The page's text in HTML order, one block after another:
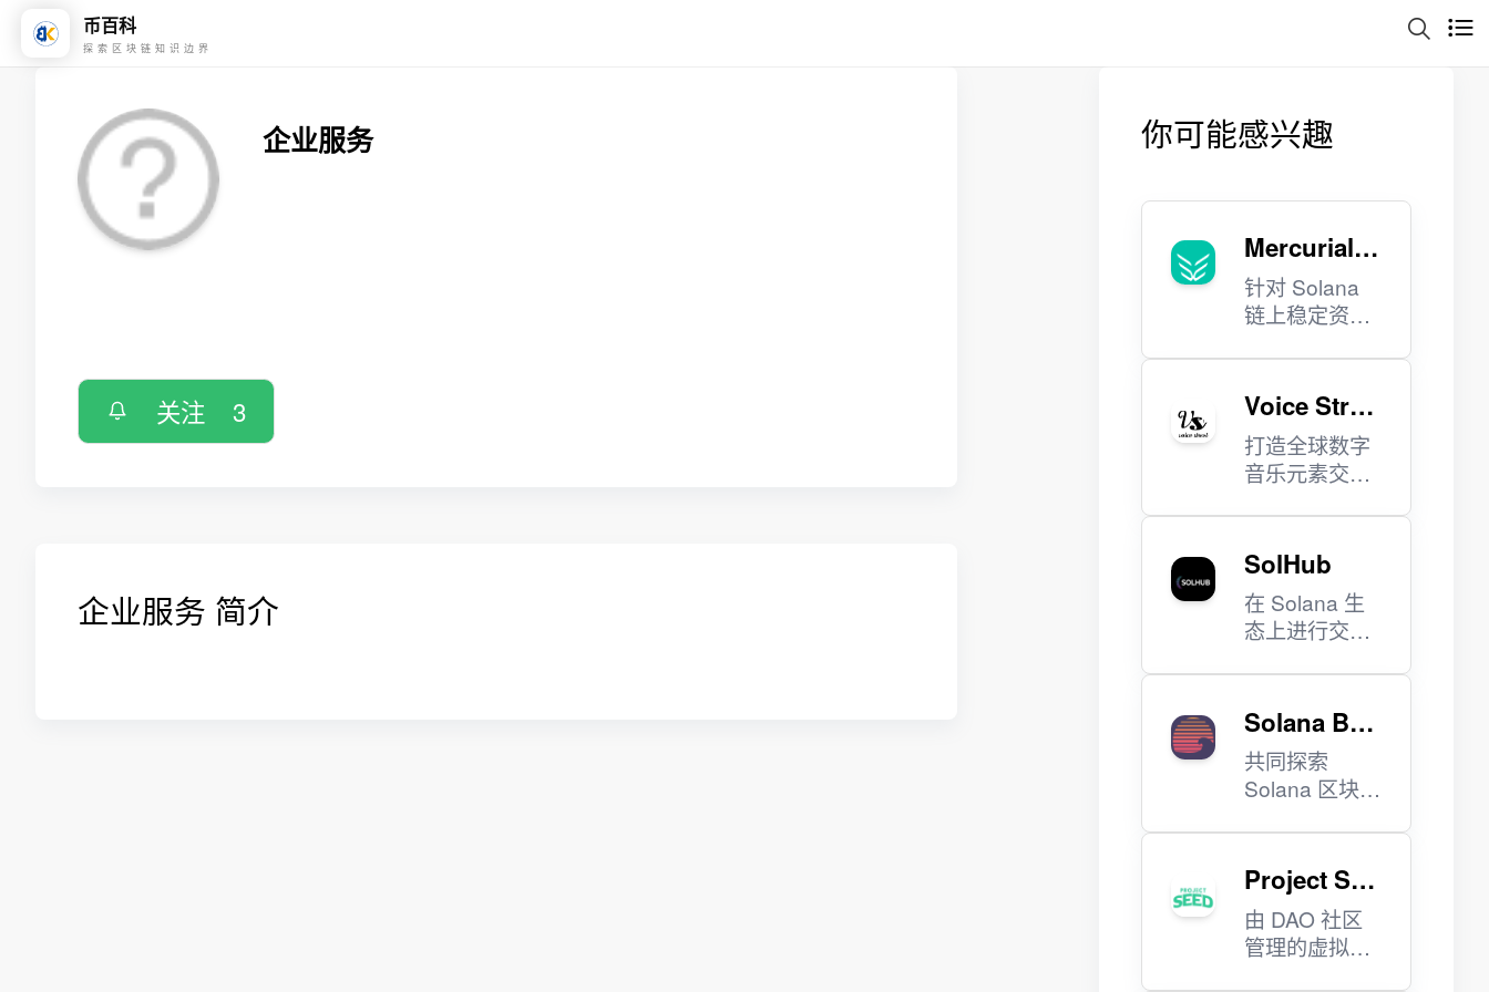
币百科
探索区块链知识边界
企业服务
关注 3
企业服务 简介
你可能感兴趣
Mercurial F
inance
针对 Solana
链上稳定资产
库。
Voice Stree
t
打造全球数字
音乐元素交易
SolHub
在 Solana 生
态上进行交
换、借入、借
出、赚取等。
Solana Bea
ch
共同探索
Solana 区块
Project SE
ED
由 DAO 社区
管理的虚拟游